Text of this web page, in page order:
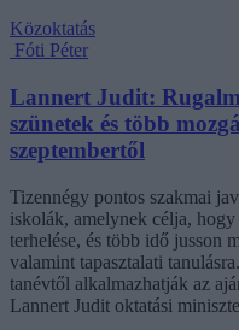
Közoktatás
Fóti Péter
Lannert Judit:
szünetek és több
szeptembertől
Tizennégy pontos szakmai
iskolák, amelynek célja,
terhelése, és több idő jusson
valamint tapasztalati
tanévtől alkalmazhatják az
Lannert Judit oktatási